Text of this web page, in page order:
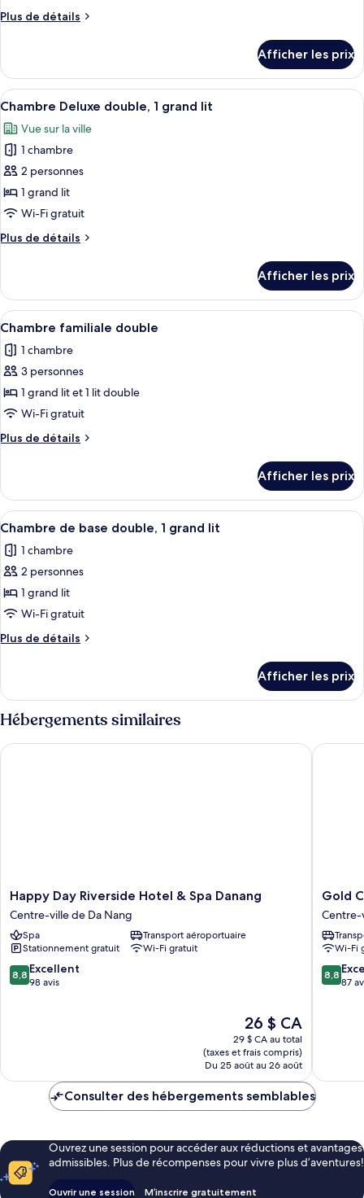
chambre :
grand
lit
Plus de détails
Plus
Studio
Standard,
1
lit
Afficher les prix
Afficher
toutes
les
photos
pour
ce
type
chambre :
double,
1
grand
lit
Une chambre d’hôtel moderne
6
Chambre Deluxe double, 1 grand lit
Vue sur la ville
1 chambre
2 personnes
1 grand lit
Wi-Fi gratuit
Plus de détails
Plus
Chambre
Deluxe
double,
grand
lit
Afficher les prix
Afficher
toutes
les
photos
pour
ce
type
de
Chambre
familiale
double
Un balcon avec vue sur la ville, des
5
Chambre familiale double
1 chambre
3 personnes
1 grand lit et 1 lit double
Wi-Fi gratuit
Plus de détails
Plus
Chambre
familiale
double
Afficher les prix
Afficher
toutes
les
photos
pour
ce
type
de
Chambre
de
base
double,
Une petite pièce accueillante, avec
7
Chambre de base double, 1 grand lit
1 chambre
2 personnes
1 grand lit
Wi-Fi gratuit
Plus de détails
Plus
Chambre
de
base
double,
1
Afficher les prix
Hébergements similaires
Happy
Day
Riverside
Hotel
&
Spa
Danang
Happy Day Riverside Hotel & Spa Danang
Centre-ville de Da Nang
Spa
Transport aéroportuaire
Stationnement gratuit
Wi-Fi gratuit
8.8
sur
8,8 Excellent
98 avis
Le
prix
est
de
26 $ CA
26 $ CA
29 $ CA au total
(taxes et frais compris)
Du 25 août au 26 août
Happy Day Riverside Hotel & Spa Danang
Gold
Central
Hotel
by
Haviland
Centre-
ville
Gold
Centre-
Wi-Fi
8.8
sur
8,8
87
Gold
Consulter des hébergements semblables
Ouvrez une session pour accéder aux réductions et avantages
admissibles. Plus de récompenses pour vivre plus d’aventures!
Ouvrir une session M’inscrire gratuitement